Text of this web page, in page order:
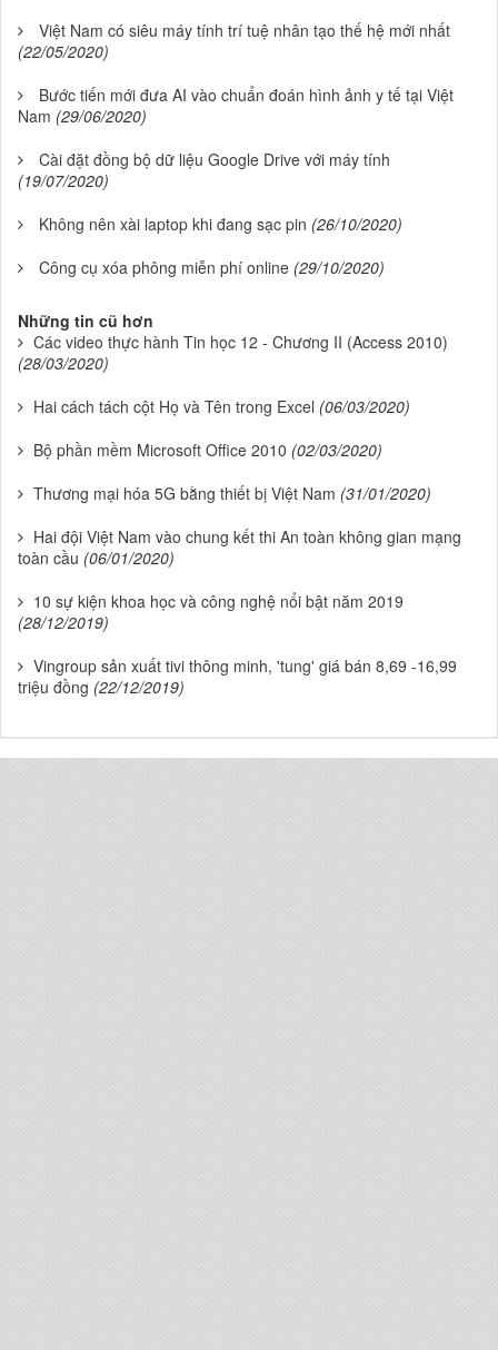
Việt Nam có siêu máy tính trí tuệ nhân tạo thế hệ mới nhất
(22/05/2020)
Bước tiến mới đưa AI vào chuẩn đoán hình ảnh y tế tại Việt
Nam (29/06/2020)
Cài đặt đồng bộ dữ liệu Google Drive với máy tính
(19/07/2020)
Không nên xài laptop khi đang sạc pin (26/10/2020)
Công cụ xóa phông miễn phí online (29/10/2020)
Những tin cũ hơn
Các video thực hành Tin học 12 - Chương II (Access 2010)
(28/03/2020)
Hai cách tách cột Họ và Tên trong Excel (06/03/2020)
Bộ phần mềm Microsoft Office 2010 (02/03/2020)
Thương mại hóa 5G bằng thiết bị Việt Nam (31/01/2020)
Hai đội Việt Nam vào chung kết thi An toàn không gian mạng
toàn cầu (06/01/2020)
10 sự kiện khoa học và công nghệ nổi bật năm 2019
(28/12/2019)
Vingroup sản xuất tivi thông minh, 'tung' giá bán 8,69 -16,99
triệu đồng (22/12/2019)